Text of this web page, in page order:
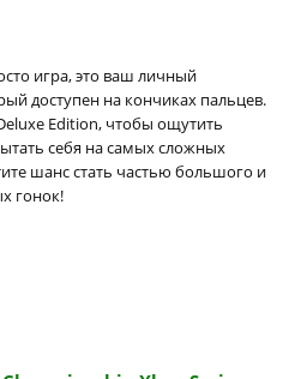
игра, это ваш личный
доступен на кончиках пальцев.
Edition, чтобы ощутить
себя на самых сложных
шанс стать частью большого и
гонок!